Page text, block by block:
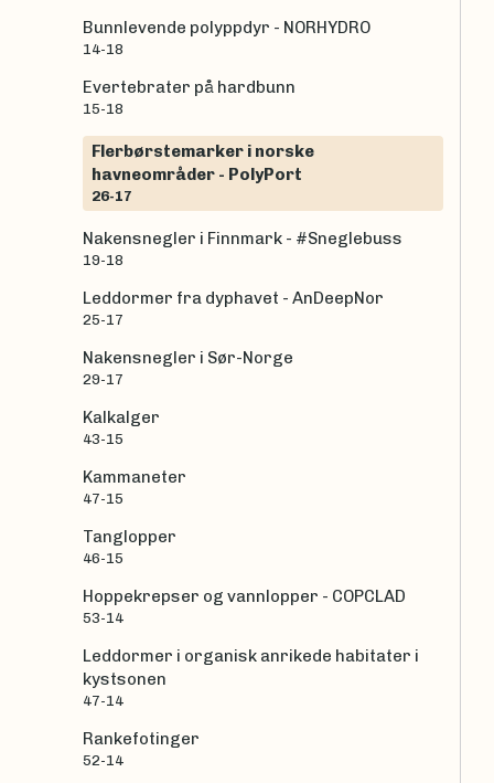
Bunnlevende polyppdyr - NORHYDRO
14-18
Evertebrater på hardbunn
15-18
Flerbørstemarker i norske
havneområder - PolyPort
26-17
Nakensnegler i Finnmark - #Sneglebuss
19-18
Leddormer fra dyphavet - AnDeepNor
25-17
Nakensnegler i Sør-Norge
29-17
Kalkalger
43-15
Kammaneter
47-15
Tanglopper
46-15
Hoppekrepser og vannlopper - COPCLAD
53-14
Leddormer i organisk anrikede habitater i
kystsonen
47-14
Rankefotinger
52-14